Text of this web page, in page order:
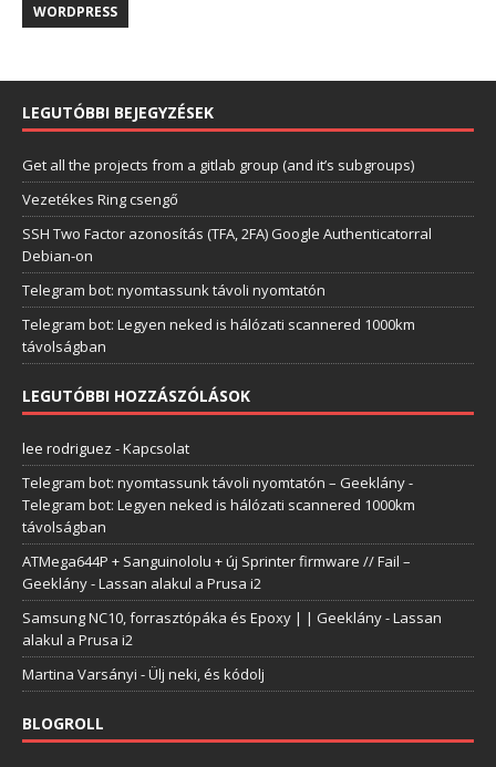
WORDPRESS
LEGUTÓBBI BEJEGYZÉSEK
Get all the projects from a gitlab group (and it’s subgroups)
Vezetékes Ring csengő
SSH Two Factor azonosítás (TFA, 2FA) Google Authenticatorral
Debian-on
Telegram bot: nyomtassunk távoli nyomtatón
Telegram bot: Legyen neked is hálózati scannered 1000km
távolságban
LEGUTÓBBI HOZZÁSZÓLÁSOK
lee rodriguez -Kapcsolat
Telegram bot: nyomtassunk távoli nyomtatón – Geeklány-
Telegram bot: Legyen neked is hálózati scannered 1000km
távolságban
ATMega644P + Sanguinololu + új Sprinter firmware // Fail –
Geeklány-Lassan alakul a Prusa i2
Samsung NC10, forrasztópáka és Epoxy | | Geeklány-Lassan
alakul a Prusa i2
Martina Varsányi -Ülj neki, és kódolj
BLOGROLL